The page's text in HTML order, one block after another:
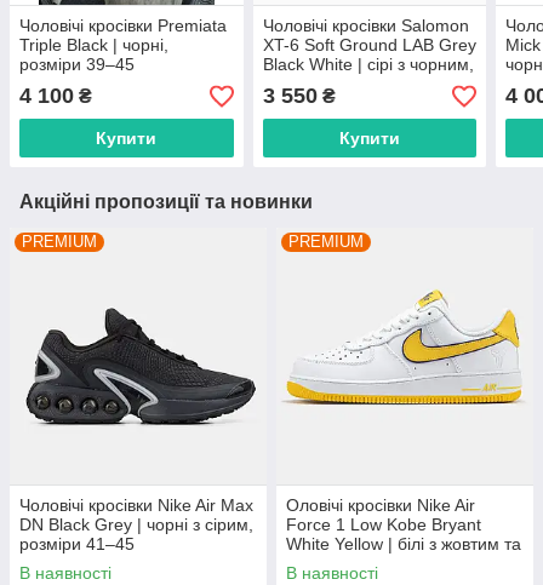
Чоловічі кросівки Premiata
Triple Black | чорні,
розміри 39–45
4 100 ₴
Купити
Чоловічі кросівки Salomon
XT-6 Soft Ground LAB Grey
Black White | сірі з чорним,
розміри 40–45
3 550₴
Купити
4
Акційні пропозиції та новинки
PREMIUM
Чоловічі кросівки Nike Air Max
DN Black Grey | чорні з сірим,
розміри 41–45
В наявності
PREMIUM
Оловічі кросівки Nike Air
Force 1 Low Kobe Bryant
White Yellow | білі з жовтим та
фіолетовим, розміри 40–45
В наявності